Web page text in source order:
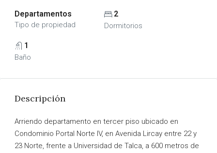
Departamentos
Tipo de propiedad
2
Dormitorios
1
Baño
Descripción
Arriendo departamento en tercer piso ubicado en
Condominio Portal Norte IV, en Avenida Lircay entre 22 y
23 Norte, frente a Universidad de Talca, a 600 metros de